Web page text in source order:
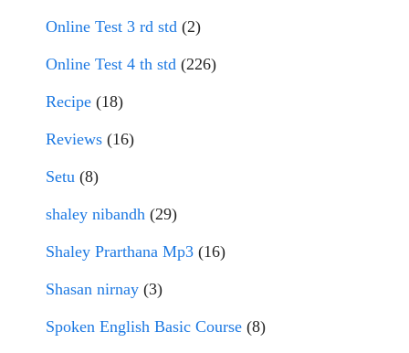
Online Test 3 rd std (2)
Online Test 4 th std (226)
Recipe (18)
Reviews (16)
Setu (8)
shaley nibandh (29)
Shaley Prarthana Mp3 (16)
Shasan nirnay (3)
Spoken English Basic Course (8)